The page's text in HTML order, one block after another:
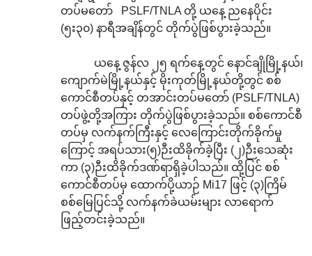
တပ်မတော် PSLF/TNLA တို့ ယနေ့ ညနေပိုင်း
(၅း၃၀) နာရီအချိန်တွင် တိုက်ပွဲဖြစ်ပွားခဲ့သည်။
ယနေ့ ဇွန်လ ၂၅ ရက်နေ့တွင် နောင်ချိုမြို့နယ်၊
ကျောက်မဲမြို့နယ်နှင့် မိုးကုတ်မြို့နယ်တို့တွင် စစ်
ကောင်စီတပ်နှင့် တအာင်းတပ်မတော် (PSLF/TNLA)
တပ်ဖွဲ့တို့အကြား တိုက်ပွဲဖြစ်ပွားခဲ့သည်။ စစ်ကောင်စီ
တပ်မှ လက်နက်ကြီးနှင့် လေကြောင်းတိုက်ခိုက်မှု
ကြောင့် အရပ်သား(၅)ဉီးထိခိုက်ခဲ့ပြီး (၂)ဉီးသေဆုံး
ကာ (၃)ဉီးထိခိုက်ဒဏ်ရာရှိခဲ့ပါသည်။ ထို့ပြင် စစ်
ကောင်စီတပ်မှ ထောက်ပို့ယာဉ် Mi17 ဖြင့် (၃)ကြိမ်
စစ်မြေပြင်သို့ လက်နက်ခဲယမ်းများ လာရောက်
ဖြည့်တင်းခဲ့သည်။